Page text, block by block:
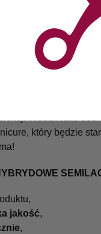
Color.
druhną, gościem
błyszczącą
WeddiNails
który będzie
jakość,
,